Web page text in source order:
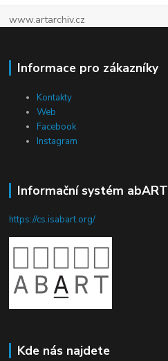
www.artarchiv.cz
Informace pro zákazníky
Kontakty
Web
Facebook
Instagram
Informační systém abART
https://cs.isabart.org/
Kde nás najdete